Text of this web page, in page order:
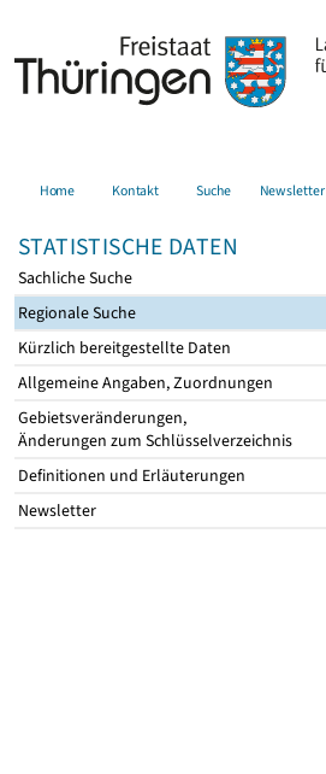
Home Kontakt Suche Newsletter
STATISTISCHE DATEN
Sachliche Suche
Regionale Suche
Kürzlich bereitgestellte Daten
Allgemeine Angaben, Zuordnungen
Gebietsveränderungen,
Änderungen zum Schlüsselverzeichnis
Definitionen und Erläuterungen
Newsletter